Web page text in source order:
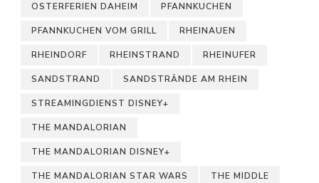
OSTERFERIEN DAHEIM PFANNKUCHEN
PFANNKUCHEN VOM GRILL RHEINAUEN
RHEINDORF RHEINSTRAND RHEINUFER
SANDSTRAND SANDSTRÄNDE AM RHEIN
STREAMINGDIENST DISNEY+
THE MANDALORIAN
THE MANDALORIAN DISNEY+
THE MANDALORIAN STAR WARS THE MIDDLE